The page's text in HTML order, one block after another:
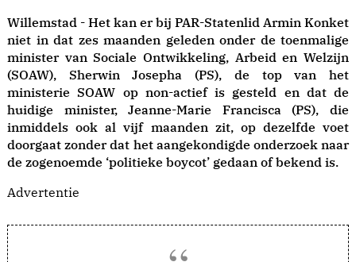
Willemstad - Het kan er bij PAR-Statenlid Armin Konket
niet in dat zes maanden geleden onder de toenmalige
minister van Sociale Ontwikkeling, Arbeid en Welzijn
(SOAW), Sherwin Josepha (PS), de top van het
ministerie SOAW op non-actief is gesteld en dat de
huidige minister, Jeanne-Marie Francisca (PS), die
inmiddels ook al vijf maanden zit, op dezelfde voet
doorgaat zonder dat het aangekondigde onderzoek naar
de zogenoemde ‘politieke boycot’ gedaan of bekend is.
Advertentie